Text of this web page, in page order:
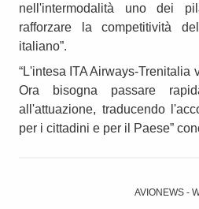
nell'intermodalità uno dei
rafforzare la competitività
italiano”.
“L'intesa ITA Airways-Trenitalia
Ora bisogna passare
all'attuazione, traducendo
per i cittadini e per il Paese”
AVIONEWS -